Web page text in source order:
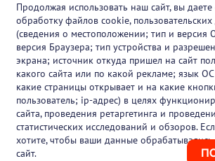
Партнеры
О проекте
Вакансии
Блог
Контакты
Продолжая использовать наш сайт, вы даете
обработку файлов cookie,
(сведения о местоположении; тип и версия
версия Браузера; тип устройства и
экрана; источник откуда пришел на сайт
какого сайта или по какой рекламе; язык
какие страницы открывает и на какие
пользователь; ip-адрес) в целях
сайта, проведения ретаргетинга и
статистических исследований и обзоров.
хотите, чтобы ваши данные
сайт.